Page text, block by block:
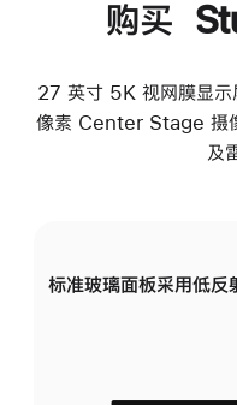
购买
27 英寸 5K 视网膜显示
像素 Center Stage 摄像
及
标准玻璃面板采用低反